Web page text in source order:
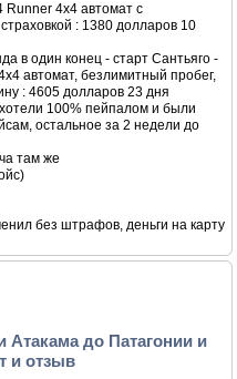
Runner 4x4 автомат с
: 1380 долларов 10
в один конец - старт Сантьяго -
автомат, безлимитный пробег,
: 4605 долларов 23 дня
100% пейпалом и были
остальное за 2 недели до
там же
без штрафов, деньги на карту
Атакама до Патагонии и
и отзыв